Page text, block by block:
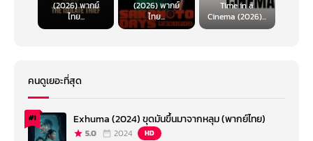
(2026) พากย์
ไทย...
(2026) พากย์
ไทย...
Time in a
Cinema (2026)...
คนดูเยอะที่สุด
#1 Exhuma (2024) ขุดมันขึ้นมาจากหลุม (พากย์ไทย)
5.0 2024 HD